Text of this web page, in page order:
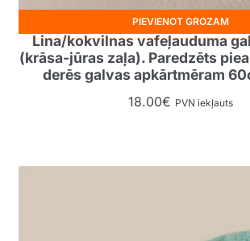
Lina/kokvilnas vafeļauduma
(krāsa-jūras zaļa). Paredzēts
derēs galvas apkārtmēram
18.00€ PVN iekļauts
PIEVIENOT GROZAM